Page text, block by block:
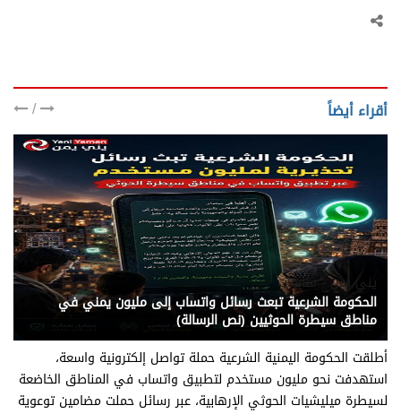
أقراء أيضاً /
يني يمن - متابعات
الحكومة الشرعية تبعث رسائل واتساب إلى مليون يمني في
مناطق سيطرة الحوثيين (نص الرسالة)
أطلقت الحكومة اليمنية الشرعية حملة تواصل إلكترونية واسعة،
استهدفت نحو مليون مستخدم لتطبيق واتساب في المناطق الخاضعة
لسيطرة ميليشيات الحوثي الإرهابية، عبر رسائل حملت مضامين توعوية